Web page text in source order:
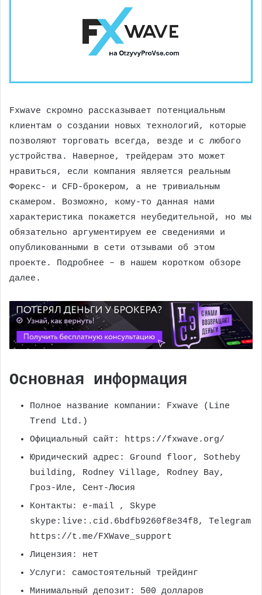
Fxwave скромно рассказывает потенциальным
клиентам о создании новых технологий, которые
позволяют торговать всегда, везде и с любого
устройства. Наверное, трейдерам это может
нравиться, если компания является реальным
Форекс- и CFD-брокером, а не тривиальным
скамером. Возможно, кому-то данная нами
характеристика покажется неубедительной, но мы
обязательно аргументируем ее сведениями и
опубликованными в сети отзывами об этом
проекте. Подробнее – в нашем коротком обзоре
далее.
Основная информация
Полное название компании: Fxwave (Line
Trend Ltd.)
Официальный сайт: https://fxwave.org/
Юридический адрес: Ground floor, Sotheby
building, Rodney Village, Rodney Bay,
Гроз-Иле, Сент-Люсия
Контакты: e-mail
, Skype
skype:live:.cid.6bdfb9260f8e34f8, Telegram
https://t.me/FXWave_support
Лицензия: нет
Услуги: самостоятельный трейдинг
Минимальный депозит: 500 долларов